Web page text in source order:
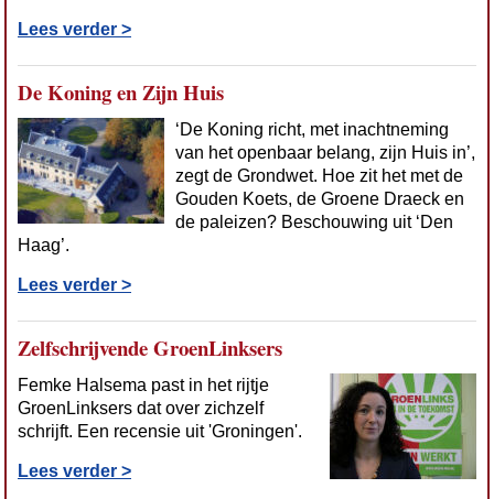
Lees verder >
De Koning en Zijn Huis
‘De Koning richt, met inachtneming
van het openbaar belang, zijn Huis in’,
zegt de Grondwet. Hoe zit het met de
Gouden Koets, de Groene Draeck en
de paleizen? Beschouwing uit ‘Den
Haag’.
Lees verder >
Zelfschrijvende GroenLinksers
Femke Halsema past in het rijtje
GroenLinksers dat over zichzelf
schrijft. Een recensie uit 'Groningen'.
Lees verder >